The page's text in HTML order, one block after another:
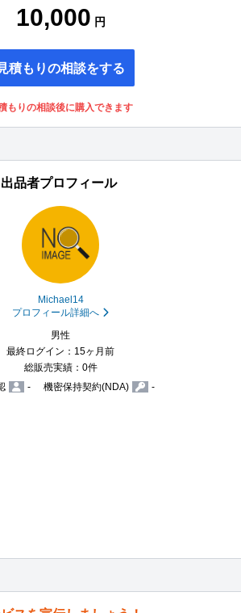
10,000 円
積もりの相談をする
もりの相談後に購入できます
出品者プロフィール
Michael14
プロフィール詳細へ
男性
最終ログイン：15ヶ月前
総販売実績：0件
- 機密保持契約(NDA) -